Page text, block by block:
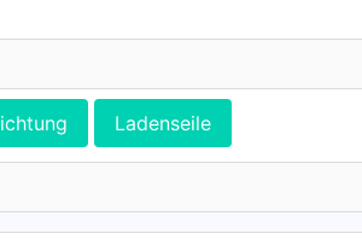
Ladenseile